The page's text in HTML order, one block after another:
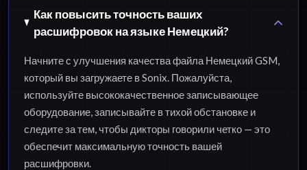
Как повысить точность ваших
расшифровок на языке Немецкий?
Начните с улучшения качества файла Немецкий GSM,
который вы загружаете в Sonix. Пожалуйста,
используйте высококачественное записывающее
оборудование, записывайте в тихой обстановке и
следите за тем, чтобы дикторы говорили четко — это
обеспечит максимальную точность вашей
расшифровки.